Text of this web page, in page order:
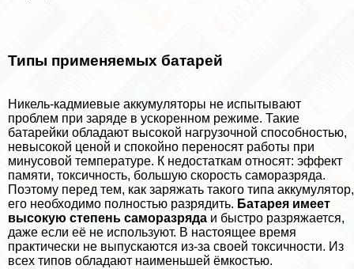
Типы применяемых батарей
Никель-кадмиевые аккумуляторы не испытывают
проблем при заряде в ускоренном режиме. Такие
батарейки обладают высокой нагрузочной способностью,
невысокой ценой и спокойно переносят работы при
минусовой температуре. К недостаткам относят: эффект
памяти, токсичность, большую скорость саморазряда.
Поэтому перед тем, как заряжать такого типа аккумулятор,
его необходимо полностью разрядить. Батарея имеет
высокую степень саморазряда и быстро разряжается,
даже если её не используют. В настоящее время
пpaктически не выпускаются из-за своей токсичности. Из
всех типов обладают наименьшей ёмкостью.